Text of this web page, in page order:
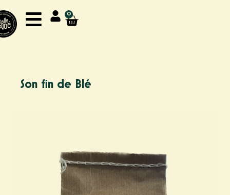
au
contenu
0
Panier
Son fin de Blé